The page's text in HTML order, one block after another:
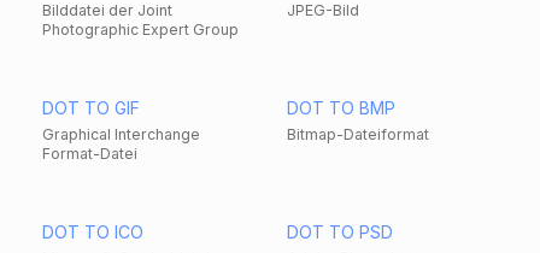
Bilddatei der Joint
Photographic Expert Group
JPEG-Bild
DOT TO GIF
Graphical Interchange
Format-Datei
DOT TO BMP
Bitmap-Dateiformat
DOT TO ICO DOT TO PSD